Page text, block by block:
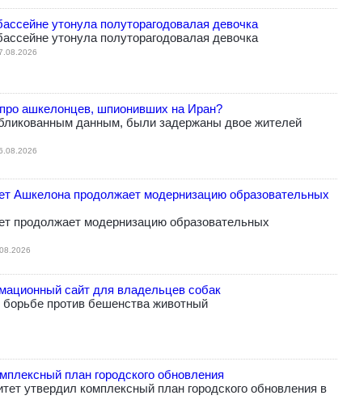
утонула полуторагодовалая девочка
утонула полуторагодовалая девочка
ашкелонцев, шпионивших на Иран?
данным, были задержаны двое жителей
Ашкелона продолжает модернизацию образовательных
продолжает модернизацию образовательных
сайт для владельцев собак
против бешенства животный
план городского обновления
утвердил комплексный план городского обновления в